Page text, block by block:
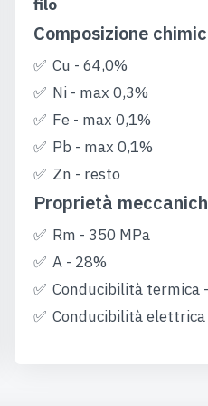
filo
Composizione
Cu - 64,0%
Ni - max 0,3%
Fe - max 0,1%
Pb - max 0,1%
Zn - resto
Proprietà
Rm - 350 MPa
A - 28%
Conducibilità termica
Conducibilità elettrica